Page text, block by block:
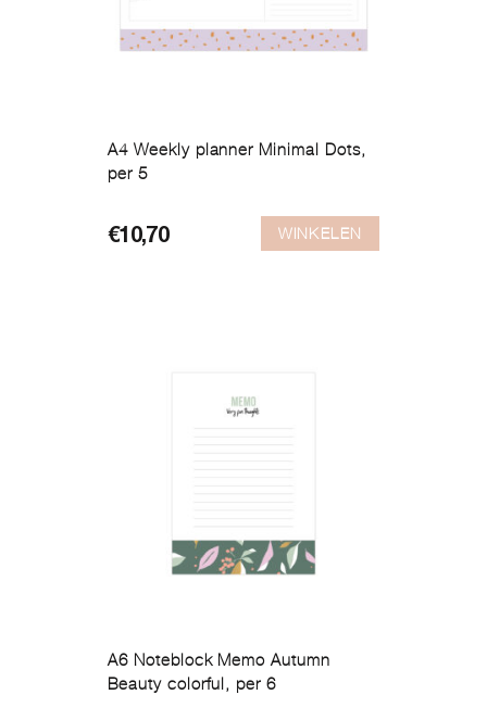
A4 Weekly planner Minimal Dots,
per 5
€10,70 WINKELEN
A6 Noteblock Memo Autumn
Beauty colorful, per 6